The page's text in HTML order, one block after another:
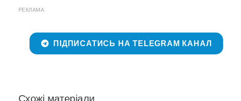
РЕКЛАМА
ПІДПИСАТИСЬ НА TELEGRAM КАНАЛ
Схожі матеріали